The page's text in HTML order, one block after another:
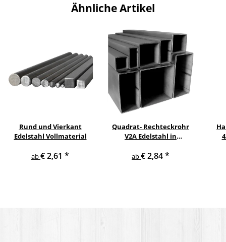
Ähnliche Artikel
Rund und Vierkant
Edelstahl Vollmaterial
ab€ 2,61 *
Quadrat- Rechteckrohr
V2A Edelstahl in
Querschnitten und
ab€ 2,84*